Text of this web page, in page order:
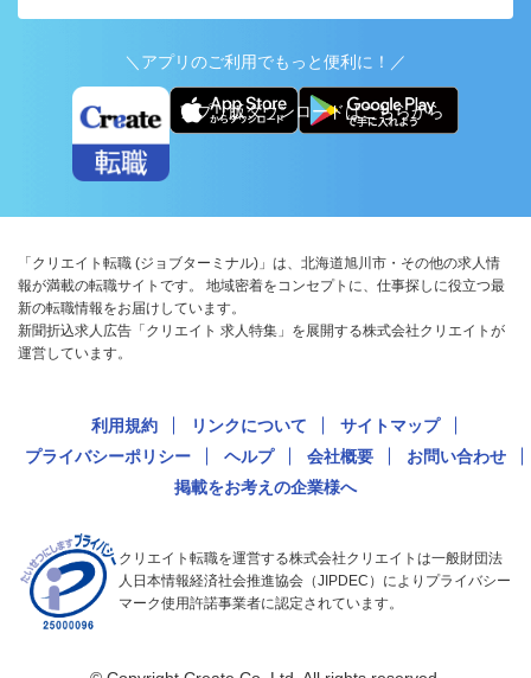
＼アプリのご利用でもっと便利に！／
アプリ版ダウンロードはこちらから
「クリエイト転職 (ジョブターミナル)」は、北海道旭川市・その他の求人情
報が満載の転職サイトです。 地域密着をコンセプトに、仕事探しに役立つ最
新の転職情報をお届けしています。
新聞折込求人広告「クリエイト 求人特集」を展開する株式会社クリエイトが
運営しています。
利用規約 リンクについて
サイトマップ
プライバシーポリシー
ヘルプ 会社概要
お問い合わせ
掲載をお考えの企業様へ
クリエイト転職を運営する株式会社クリエイトは一般財団法
人日本情報経済社会推進協会（JIPDEC）によりプライバシー
マーク使用許諾事業者に認定されています。